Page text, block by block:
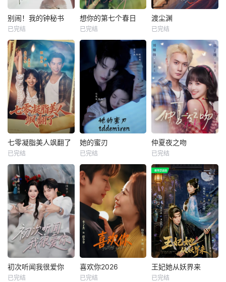
别闹！我的钟秘书
已完结
想你的第七个春日
已完结
渡尘渊
已完结
七零凝脂美人飒翻了
已完结
她的蜜刃
已完结
仲夏夜之吻
已完结
初次听闻我很爱你
已完结
喜欢你2026
已完结
王妃她从妖界来
已完结